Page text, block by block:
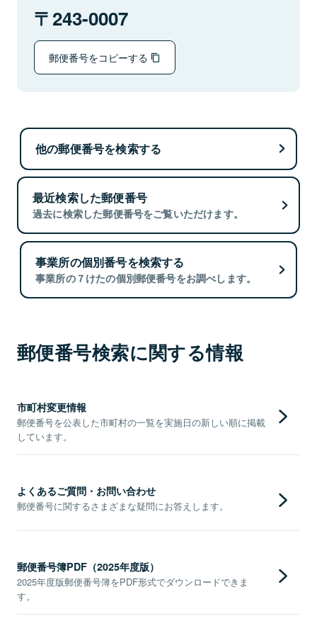
243-0007
郵便番号をコピーする
他の郵便番号を検索する
最近検索した郵便番号
過去に検索した郵便番号をご覧いただけます。
事業所の個別番号を検索する
事業所の７けたの個別郵便番号をお調べします。
郵便番号検索に関する情報
市町村変更情報
郵便番号を公表した市町村の一覧を実施日の新しい順に掲載
しています。
よくあるご質問・お問い合わせ
郵便番号に関するさまざまな疑問にお答えします。
郵便番号簿PDF（2025年度版）
2025年度版郵便番号簿をPDF形式でダウンロードできま
す。